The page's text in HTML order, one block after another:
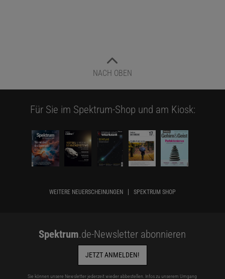
NACH OBEN
Für Sie im Spektrum-Shop und am Kiosk:
WEITERE NEUERSCHEINUNGEN SPEKTRUM SHOP
Spektrum.de-Newsletter abonnieren
JETZT ANMELDEN!
Sie können unsere Newsletter jederzeit wieder abbestellen. Infos zu unserem Umgang